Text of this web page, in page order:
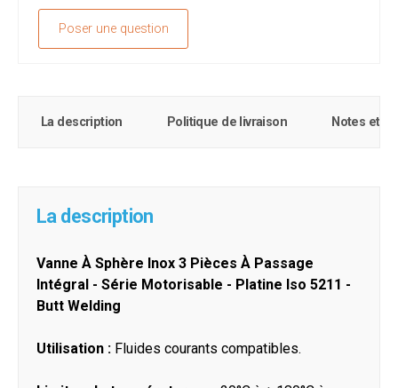
Poser une question
La description Politique de livraison Notes et
La description
Vanne À Sphère Inox 3 Pièces À Passage
Intégral - Série Motorisable - Platine Iso 5211 -
Butt Welding
Utilisation : Fluides courants compatibles.